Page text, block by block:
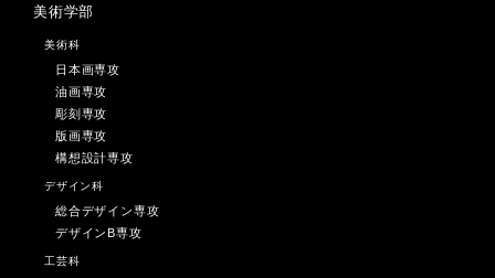
美術学部
美術科
日本画専攻
油画専攻
彫刻専攻
版画専攻
構想設計専攻
デザイン科
総合デザイン専攻
デザインB専攻
工芸科